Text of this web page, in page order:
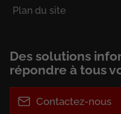
Plan du site
Des solutions
répondre à tous
Contactez-nous